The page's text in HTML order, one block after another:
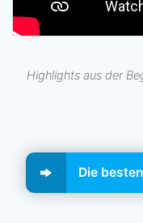
Highlights aus der
Die